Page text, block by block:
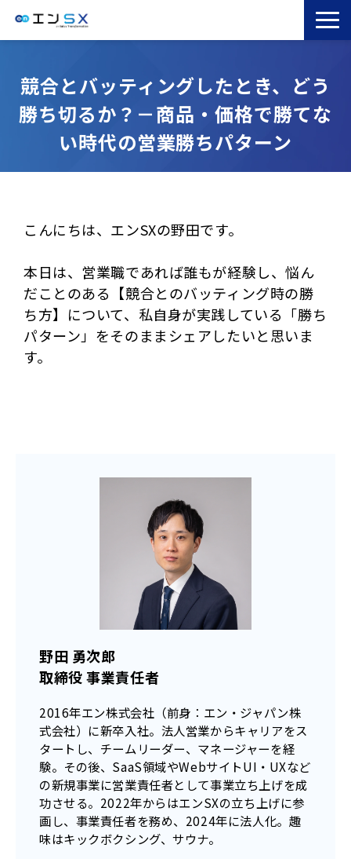
エンSXとは
サービス一覧
導入事例
コラム
競合とバッティングしたとき、どう
勝ち切るか？－商品・価格で勝てな
い時代の営業勝ちパターン
こんにちは、エンSXの野田です。
本日は、営業職であれば誰もが経験し、悩ん
だことのある【競合とのバッティング時の勝
ち方】について、私自身が実践している「勝ち
パターン」をそのままシェアしたいと思いま
す。
野田 勇次郎
取締役 事業責任者
2016年エン株式会社（前身：エン・ジャパン株
式会社）に新卒入社。法人営業からキャリアをス
タートし、チームリーダー、マネージャーを経
験。その後、SaaS領域やWebサイトUI・UXなど
の新規事業に営業責任者として事業立ち上げを成
功させる。2022年からはエンSXの立ち上げに参
画し、事業責任者を務め、2024年に法人化。趣
味はキックボクシング、サウナ。